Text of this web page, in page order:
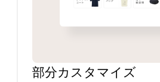
部分カスタマイズ